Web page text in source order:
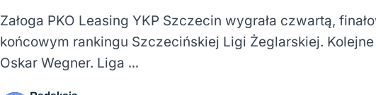
Załoga PKO Leasing YKP Szczecin wygrała czwartą,
końcowym rankingu Szczecińskiej Ligi Żeglarskiej.
Oskar Wegner. Liga …